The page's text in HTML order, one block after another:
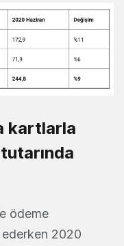
kartlarla
ödeme
ederken 2020